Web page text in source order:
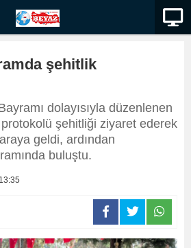
şehitlik
dolayısıyla düzenlenen
şehitliği ziyaret ederek
geldi, ardından
buluştu.